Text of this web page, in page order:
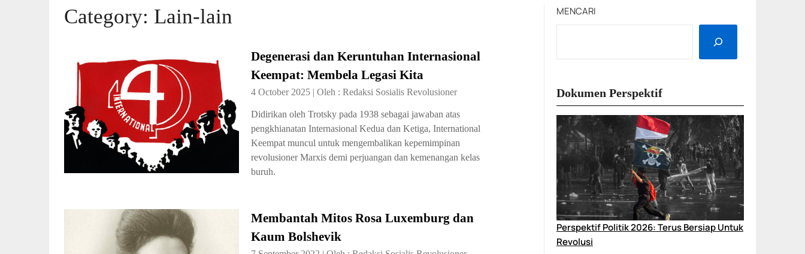
Category: Lain-lain
Degenerasi dan Keruntuhan Internasional
Keempat: Membela Legasi Kita
4 October 2025 | Oleh : Redaksi Sosialis Revolusioner
Didirikan oleh Trotsky pada 1938 sebagai jawaban atas
pengkhianatan Internasional Kedua dan Ketiga, International
Keempat muncul untuk mengembalikan kepemimpinan
revolusioner Marxis demi perjuangan dan kemenangan kelas
buruh.
Membantah Mitos Rosa Luxemburg dan
Kaum Bolshevik
MENCARI
Dokumen Perspektif
Perspektif Politik 2026: Terus Bersiap Untuk
Revolusi